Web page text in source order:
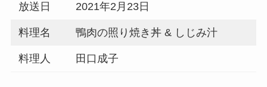
放送日 2021年2月23日
料理名 鴨肉の照り焼き丼 & しじみ汁
料理人 田口成子